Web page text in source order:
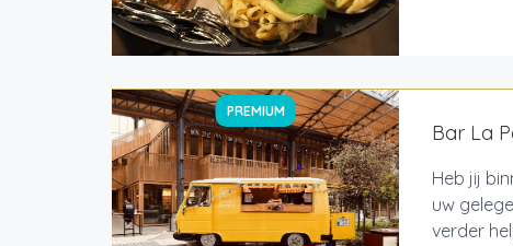
PREMIUM
Bar La
Heb jij
uw
verder